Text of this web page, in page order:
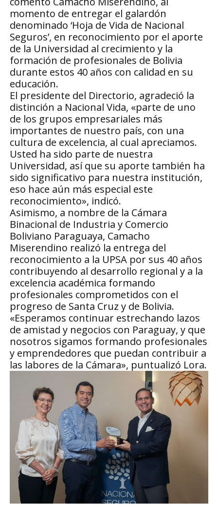
momento de entregar el galardón
denominado ‘Hoja de Vida de Nacional
Seguros’, en reconocimiento por el aporte
de la Universidad al crecimiento y la
formación de profesionales de Bolivia
durante estos 40 años con calidad en su
educación.
El presidente del Directorio, agradeció la
distinción a Nacional Vida, «parte de uno
de los grupos empresariales más
importantes de nuestro país, con una
cultura de excelencia, al cual apreciamos.
Usted ha sido parte de nuestra
Universidad, así que su aporte también ha
sido significativo para nuestra institución,
eso hace aún más especial este
reconocimiento», indicó.
Asimismo, a nombre de la Cámara
Binacional de Industria y Comercio
Boliviano Paraguaya, Camacho
Miserendino realizó la entrega del
reconocimiento a la UPSA por sus 40 años
contribuyendo al desarrollo regional y a la
excelencia académica formando
profesionales comprometidos con el
progreso de Santa Cruz y de Bolivia.
«Esperamos continuar estrechando lazos
de amistad y negocios con Paraguay, y que
nosotros sigamos formando profesionales
y emprendedores que puedan contribuir a
las labores de la Cámara», puntualizó Lora.